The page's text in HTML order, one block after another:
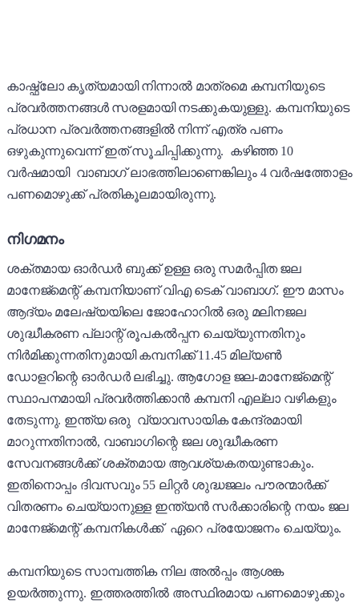
കാഷ്ഫ്ലോ കൃത്യമായി നിന്നാൽ മാത്രമെ കമ്പനിയുടെ
പ്രവർത്തനങ്ങൾ സരളമായി നടക്കുകയുള്ളു. കമ്പനിയുടെ
പ്രധാന പ്രവർത്തനങ്ങളിൽ നിന്ന് എത്ര പണം
ഒഴുകുന്നുവെന്ന് ഇത് സൂചിപ്പിക്കുന്നു. കഴിഞ്ഞ 10
വർഷമായി വാബാഗ് ലാഭത്തിലാണെങ്കിലും 4 വർഷത്തോളം
പണമൊഴുക്ക് പ്രതികൂലമായിരുന്നു.
നിഗമനം
ശക്തമായ ഓർഡർ ബുക്ക് ഉള്ള ഒരു സമർപ്പിത ജല
മാനേജ്മെന്റ് കമ്പനിയാണ് വിഎ ടെക് വാബാഗ്. ഈ മാസം
ആദ്യം മലേഷ്യയിലെ ജോഹോറിൽ ഒരു മലിനജല
ശുദ്ധീകരണ പ്ലാന്റ് രൂപകൽപ്പന ചെയ്യുന്നതിനും
നിർമിക്കുന്നതിനുമായി കമ്പനിക്ക് 11.45 മില്യൺ
ഡോളറിന്റെ ഓർഡർ ലഭിച്ചു. ആഗോള ജല-മാനേജ്മെന്റ്
സ്ഥാപനമായി പ്രവർത്തിക്കാൻ കമ്പനി എല്ലാ വഴികളും
തേടുന്നു. ഇന്ത്യ ഒരു വ്യാവസായിക കേന്ദ്രമായി
മാറുന്നതിനാൽ, വാബാഗിന്റെ ജല ശുദ്ധീകരണ
സേവനങ്ങൾക്ക് ശക്തമായ ആവശ്യകതയുണ്ടാകും.
ഇതിനൊപ്പം ദിവസവും 55 ലിറ്റർ ശുദ്ധജലം പൗരന്മാർക്ക്
വിതരണം ചെയ്യാനുള്ള ഇന്ത്യൻ സർക്കാരിന്റെ നയം ജല
മാനേജ്മെന്റ് കമ്പനികൾക്ക് ഏറെ പ്രയോജനം ചെയ്യും.
കമ്പനിയുടെ സാമ്പത്തിക നില അൽപ്പം ആശങ്ക
ഉയർത്തുന്നു. ഇത്തരത്തിൽ അസ്ഥിരമായ പണമൊഴുക്കും